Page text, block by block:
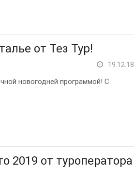
от Тез Тур!
19.12.18
новогодней программой! С
2019 от туроператора